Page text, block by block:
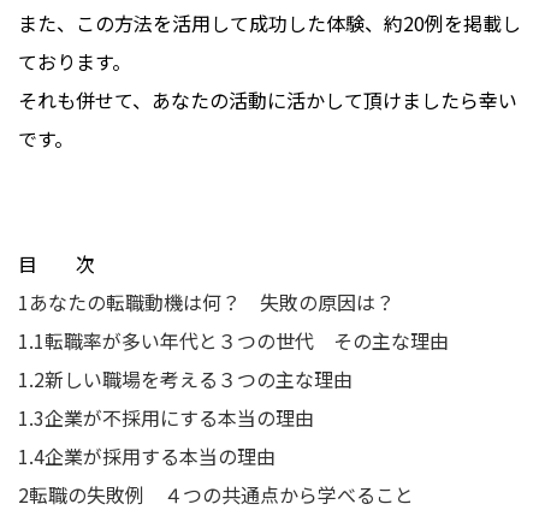
また、この方法を活用して成功した体験、約20例を掲載し
ております。
それも併せて、あなたの活動に活かして頂けましたら幸い
です。
目 次
1あなたの転職動機は何？ 失敗の原因は？
1.1転職率が多い年代と３つの世代 その主な理由
1.2新しい職場を考える３つの主な理由
1.3企業が不採用にする本当の理由
1.4企業が採用する本当の理由
2転職の失敗例 ４つの共通点から学べること